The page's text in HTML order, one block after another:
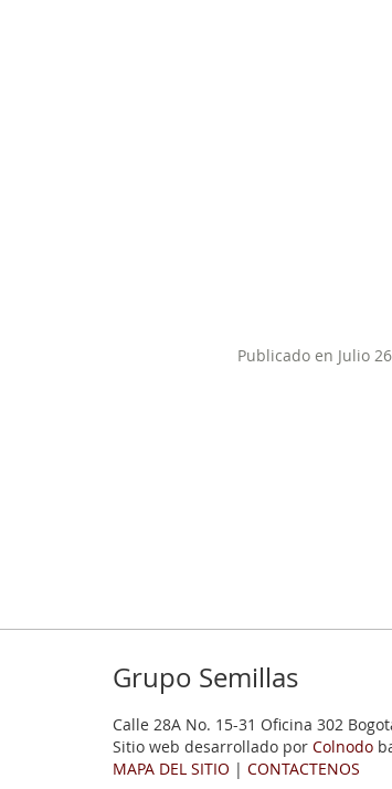
Publicado en Julio
Grupo Semillas
Calle 28A No. 15-31 Oficina 302
Sitio web desarrollado por Colnodo
MAPA DEL SITIO | CONTACTENOS